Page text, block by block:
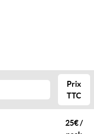
Prix
TTC
25€ /